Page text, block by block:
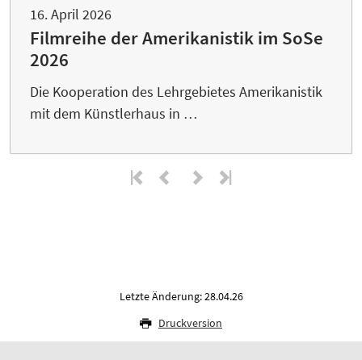
16. April 2026
Filmreihe der Amerikanistik im SoSe
2026
Die Kooperation des Lehrgebietes Amerikanistik
mit dem Künstlerhaus in …
Letzte Änderung: 28.04.26
Druckversion